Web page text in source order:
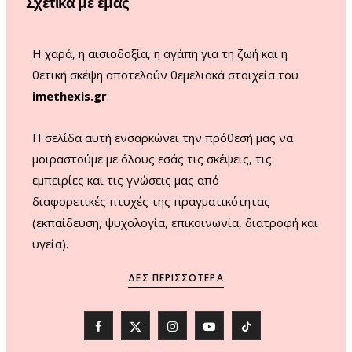
Η χαρά, η αισιοδοξία, η αγάπη για τη ζωή και η
θετική σκέψη αποτελούν θεμελιακά στοιχεία του
imethexis.gr.
H σελίδα αυτή ενσαρκώνει την πρόθεσή μας να
μοιραστούμε με όλους εσάς τις σκέψεις, τις
εμπειρίες και τις γνώσεις μας από
διαφορετικές πτυχές της πραγματικότητας
(εκπαίδευση, ψυχολογία, επικοινωνία, διατροφή και
υγεία).
ΔΕΣ ΠΕΡΙΣΣΌΤΕΡΑ
F
X
I
Y
T